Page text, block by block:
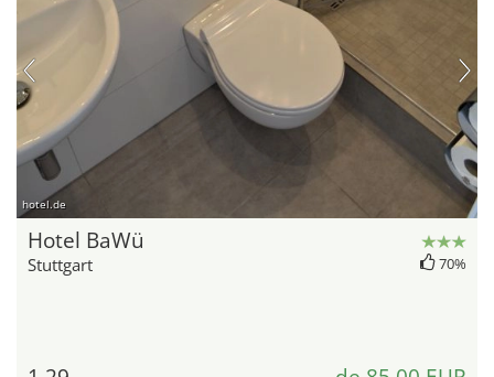
hotel.de
Hotel BaWü
Stuttgart 70%